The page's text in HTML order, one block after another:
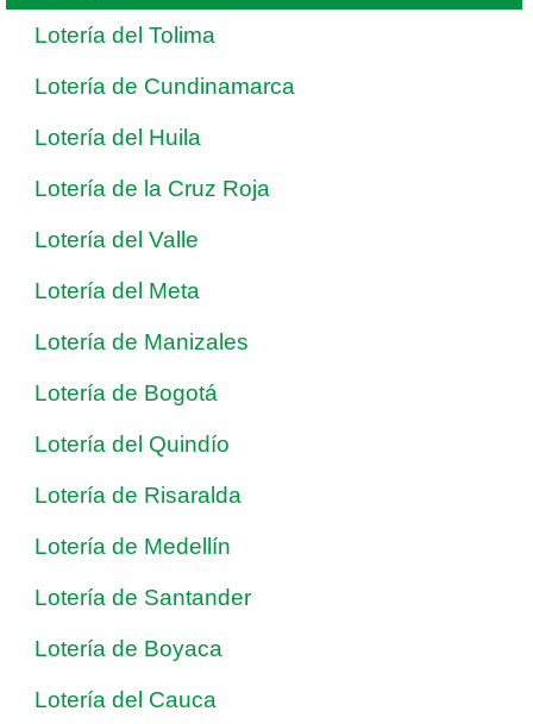
Lotería del Tolima
Lotería de Cundinamarca
Lotería del Huila
Lotería de la Cruz Roja
Lotería del Valle
Lotería del Meta
Lotería de Manizales
Lotería de Bogotá
Lotería del Quindío
Lotería de Risaralda
Lotería de Medellín
Lotería de Santander
Lotería de Boyaca
Lotería del Cauca